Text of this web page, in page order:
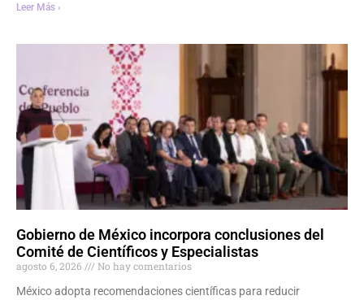
Leer Más ›
Gobierno de México incorpora conclusiones del
Comité de Científicos y Especialistas
agosto 6, 2026
No hay comentarios
México adopta recomendaciones científicas para reducir